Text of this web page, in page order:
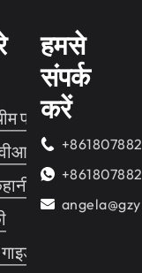
पार्क
सिनेमा
हमसे
संपर्क
करें